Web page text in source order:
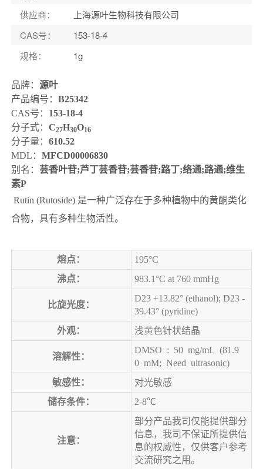
供应商：
上海源叶生物科技有限公司
CAS号：
153-18-4
规格： 1g
品牌： 源叶
产品编号： B25342
CAS号： 153-18-4
分子式： C27H30O16
分子量： 610.52
MDL： MFCD00006830
别名： 芸香叶苷;芦丁芸香苷;芸香苷;路丁;络通;路通;维生
素P
Rutin (Rutoside) 是一种广泛存在于多种植物中的黄酮类化
合物，具有多种生物活性。
熔点：
195°C
沸点：
983.1°C at 760 mmHg
比旋光度：
D23 +13.82° (ethanol); D23 -
39.43° (pyridine)
外观：
浅黄色针状结晶
溶解性：
DMSO  :  50  mg/mL  (81.9
0  mM;  Need  ultrasonic)
敏感性：
对光敏感
储存条件：
2-8℃
注意：
部分产品我司仅能提供部分
信息，我司不保证所提供信
息的权威性，仅供客户参考
交流研究之用。